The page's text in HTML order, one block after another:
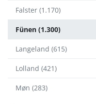
Falster (1.170)
Fünen (1.300)
Langeland (615)
Lolland (421)
Møn (283)